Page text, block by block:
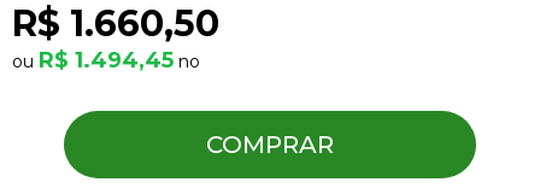
R$ 1.660,50
R$ 1.494,45
COMPRAR
Pingentes